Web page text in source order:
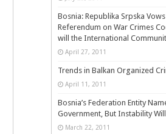
Bosnia: Republika Srpska
Referendum on War Crimes
will the International
April 27, 2011
Trends in Balkan Organized
April 11, 2011
Bosnia’s Federation Entity
Government, But Instability
March 22, 2011